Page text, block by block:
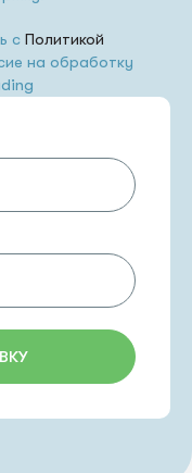
с Политикой
на обработку